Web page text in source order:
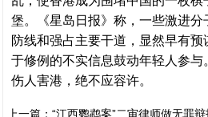
堡。《星岛日报》称，一些激进
防线和强占主要干道，显然早有
于修例的不实信息鼓动年轻人参与
伤人害港，绝不应容许。
上一篇： “江西鹦鹉案”二审律师做无罪